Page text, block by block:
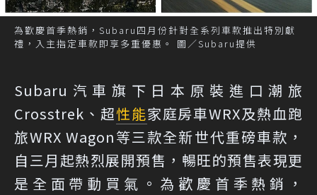
為歡慶首季熱銷，Subaru四月份針對全系列車款推出特別獻
禮，入主指定車款即享多重優惠。 圖／Subaru提供
Subaru汽車旗下日本原裝進口潮旅
Crosstrek、超性能家庭房車WRX及熱血跑
旅WRX Wagon等三款全新世代重磅車款，
自三月起熱烈展開預售，暢旺的預售表現更
是全面帶動買氣。為歡慶首季熱銷，